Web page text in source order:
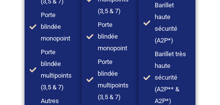
Porte
blindée
monopoint
Porte
blindée
multipoints
(3,5 & 7)
Autres
(3,5 & 7)
Porte
blindée
monopoint
Porte
blindée
multipoints
(3,5 & 7)
Barillet
haute
sécurité
(A2P*)
Barillet très
haute
sécurité
(A2P** &
A2P*)